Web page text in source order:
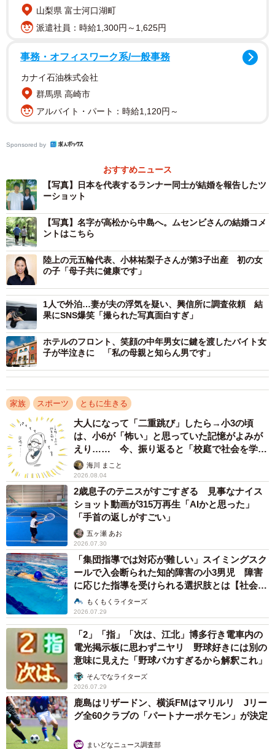
山梨県 富士河口湖町
派遣社員：時給1,300円～1,625円
事務・オフィスワーク系/一般事務
カナイ石油株式会社
群馬県 高崎市
アルバイト・パート：時給1,120円～
Sponsored by
おすすめニュース
【写真】日本を代表するランナー同士が結婚を報告したツ
ーショット
【写真】名字が高松から中島へ。ムセンビさんの結婚コメ
ントはこちら
陸上の元五輪代表、小林祐梨子さんが第3子出産 初の女
の子「母子共に健康です」
1人で外泊…妻が夫の浮気を疑い、興信所に調査依頼 結
果にSNS爆笑「撮られた写真面白すぎ」
ホテルのフロント、笑顔の中年男女に鍵を渡したバイト女
子が半泣きに 「私の母親と知らん男です」
家族 スポーツ ともに生きる
大人になって「二重跳び」したら→小3の頃
は、小6が「怖い」と思っていた記憶がよみが
えり…… 今、振り返ると「校庭で社会を学ん
でいった」【漫画】
海川 まこと
2026.08.04
2歳息子のテニスがすごすぎる 見事なナイス
ショット動画が315万再生「AIかと思った」
「手首の返しがすごい」
五ヶ瀬 あお
2026.07.30
「集団指導では対応が難しい」スイミングスク
ールで入会断られた知的障害の小3男児 障害
に応じた指導を受けられる選択肢とは【社会福
祉士が解説】
もくもくライターズ
2026.07.29
「2」「指」「次は、江北」博多行き電車内の
電光掲示板に思わずニヤリ 野球好きには別の
意味に見えた「野球バカすぎるから解釈これ」
そんでなライターズ
2026.07.29
鹿島はリザードン、横浜FMはマリルリ Jリー
グ全60クラブの「パートナーポケモン」が決定
まいどなニュース調査部